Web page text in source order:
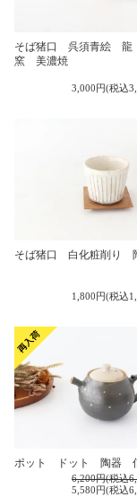
そば猪口 呉須青絵
窯 美濃焼
3,000円(税込
そば猪口 白化粧削り
1,800円(税込
ポット ドット 陶器
6,200円(税込
5,580円(税込